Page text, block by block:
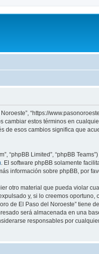
“https://
cambiar estos términos en
de esos cambios significa que
“phpBB Limited”, “phpBB
. El software phpBB solamente
información sobre phpBB, por
otro material que pueda violar
y, si lo creemos oportuno,
de El Paso del Noroeste” tiene
será almacenada en una
responsables por